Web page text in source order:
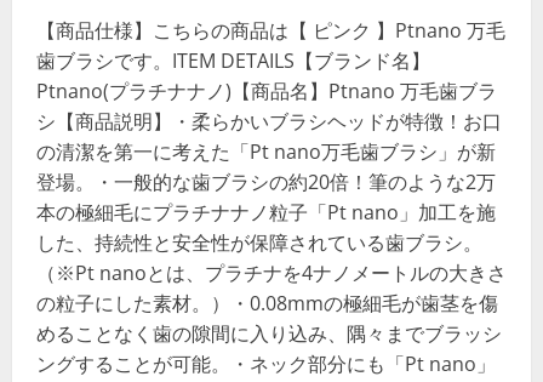
【商品仕様】こちらの商品は【 ピンク 】Ptnano 万毛
歯ブラシです。ITEM DETAILS【ブランド名】
Ptnano(プラチナナノ)【商品名】Ptnano 万毛歯ブラ
シ【商品説明】・柔らかいブラシヘッドが特徴！お口
の清潔を第一に考えた「Pt nano万毛歯ブラシ」が新
登場。・一般的な歯ブラシの約20倍！筆のような2万
本の極細毛にプラチナナノ粒子「Pt nano」加工を施
した、持続性と安全性が保障されている歯ブラシ。
（※Pt nanoとは、プラチナを4ナノメートルの大きさ
の粒子にした素材。）・0.08mmの極細毛が歯茎を傷
めることなく歯の隙間に入り込み、隅々までブラッシ
ングすることが可能。・ネック部分にも「Pt nano」